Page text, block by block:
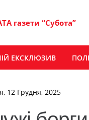
газети “Субота”
ЕКСКЛЮЗИВ
12 Грудня, 2025